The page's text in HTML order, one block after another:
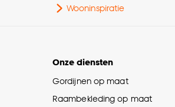
Wooninspiratie
Onze diensten
Gordijnen op maat
Raambekleding op maat